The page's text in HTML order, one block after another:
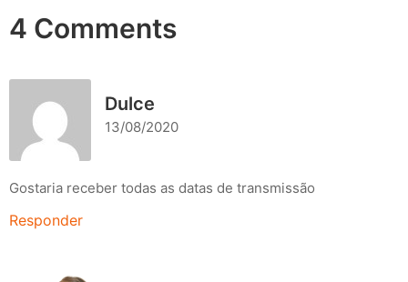
4 Comments
Dulce
13/08/2020
Gostaria receber todas as datas de transmissão
Responder